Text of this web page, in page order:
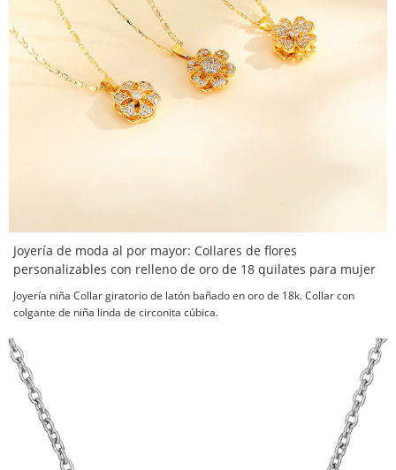
Joyería de moda al por mayor: Collares de flores
personalizables con relleno de oro de 18 quilates para mujer
Joyería niña Collar giratorio de latón bañado en oro de 18k. Collar con
colgante de niña linda de circonita cúbica.